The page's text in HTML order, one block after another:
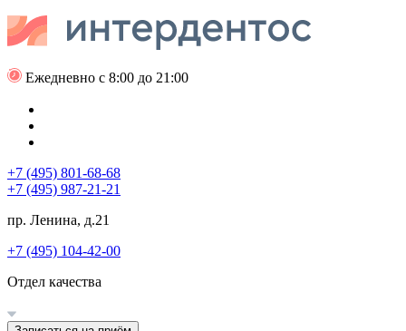
Ежедневно с 8:00 до 21:00
+7 (495) 801-68-68
+7 (495) 987-21-21
пр. Ленина, д.21
+7 (495) 104-42-00
Отдел качества